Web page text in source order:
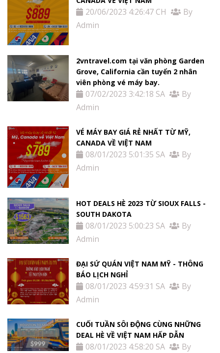
20/06/2023 4:26:47 CH
By
Admin
2vntravel.com tại văn phòng Garden
Grove, California cần tuyển 2 nhân
viên phòng vé máy bay.
07/02/2023 3:42:18 SA
By
Admin
VÉ MÁY BAY GIÁ RẺ NHẤT TỪ MỸ,
CANADA VỀ VIỆT NAM
08/01/2023 5:01:35 SA
By
Admin
HOT DEALS HÈ 2023 TỪ SIOUX FALLS -
SOUTH DAKOTA
08/01/2023 5:00:23 SA
By
Admin
ĐẠI SỨ QUÁN VIỆT NAM MỸ - THÔNG
BÁO LỊCH NGHỈ
08/01/2023 4:59:31 SA
By
Admin
CUỐI TUẦN SÔI ĐỘNG CÙNG NHỮNG
DEAL HÈ VỀ VIỆT NAM HẤP DẪN
08/01/2023 4:58:20 SA
By